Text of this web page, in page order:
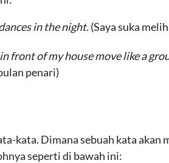
in the night.(Saya suka
front of my house move like a
penari)
kata. Dimana sebuah kata akan
seperti di bawah ini: